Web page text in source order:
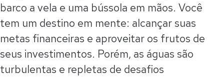
barco a vela e uma bússola em mãos. Você
tem um destino em mente: alcançar suas
metas financeiras e aproveitar os frutos de
seus investimentos. Porém, as águas são
turbulentas e repletas de desafios